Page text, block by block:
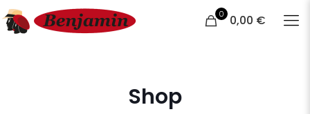
0 0,00 €
Shop